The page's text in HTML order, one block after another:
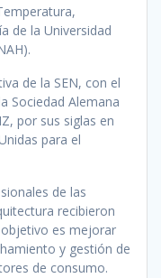
de la Universidad
de la SEN, con el
Sociedad Alemana
por sus siglas en
para el
de las
recibieron
es mejorar
y gestión de
de consumo.